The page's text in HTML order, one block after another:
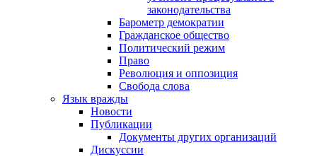
законодательства
Барометр демократии
Гражданское общество
Политический режим
Право
Революция и оппозиция
Свобода слова
Язык вражды
Новости
Публикации
Документы других организаций
Дискуссии